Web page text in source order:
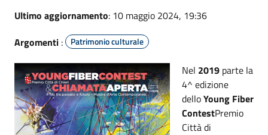
Ultimo aggiornamento: 10 maggio 2024, 19:36
Argomenti : Patrimonio culturale
Nel 2019 parte la
4^ edizione
delloYoung Fiber
ContestPremio
Città di